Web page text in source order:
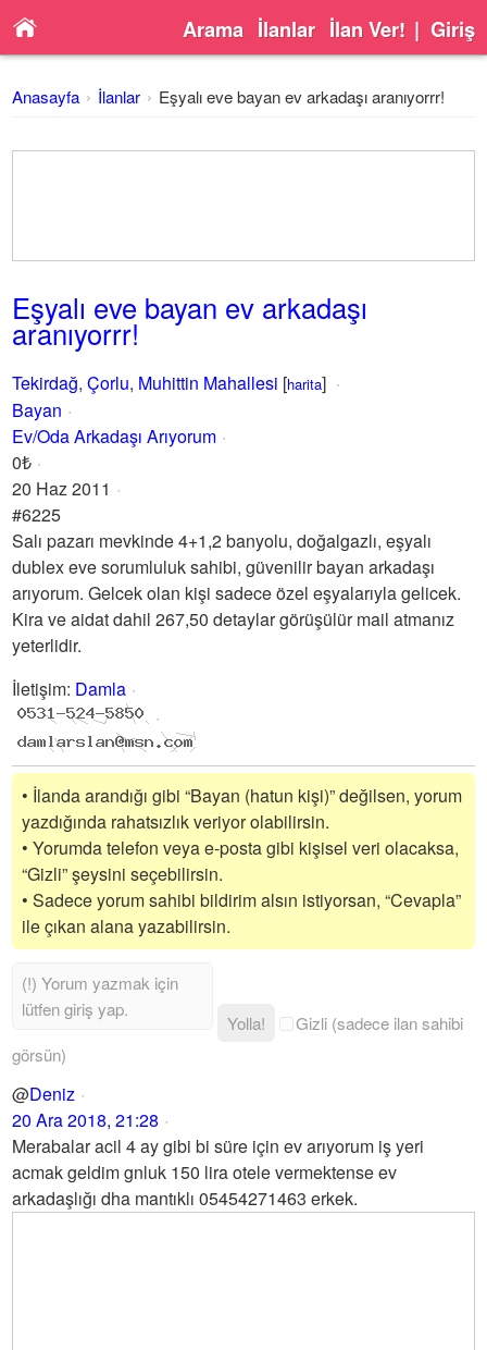
Arama İlanlar İlan Ver! | Giriş
Anasayfa İlanlar Eşyalı eve bayan ev arkadaşı aranıyorrr!
Eşyalı eve bayan ev arkadaşı
aranıyorrr!
Tekirdağ,Çorlu, Muhittin Mahallesi [harita]
Bayan
Ev/Oda Arkadaşı Arıyorum
0₺
20 Haz 2011
#6225
Salı pazarı mevkinde 4+1,2 banyolu, doğalgazlı, eşyalı
dublex eve sorumluluk sahibi, güvenilir bayan arkadaşı
arıyorum. Gelcek olan kişi sadece özel eşyalarıyla gelicek.
Kira ve aidat dahil 267,50 detaylar görüşülür mail atmanız
yeterlidir.
İletişim: Damla
• İlanda arandığı gibi “Bayan (hatun kişi)” değilsen, yorum
yazdığında rahatsızlık veriyor olabilirsin.
• Yorumda telefon veya e-posta gibi kişisel veri olacaksa,
“Gizli” şeysini seçebilirsin.
• Sadece yorum sahibi bildirim alsın istiyorsan, “Cevapla”
ile çıkan alana yazabilirsin.
Yolla!
Gizli (sadece ilan sahibi
görsün)
@Deniz
20 Ara 2018, 21:28
Merabalar acil 4 ay gibi bi süre için ev arıyorum iş yeri
acmak geldim gnluk 150 lira otele vermektense ev
arkadaşlığı dha mantıklı 05454271463 erkek.